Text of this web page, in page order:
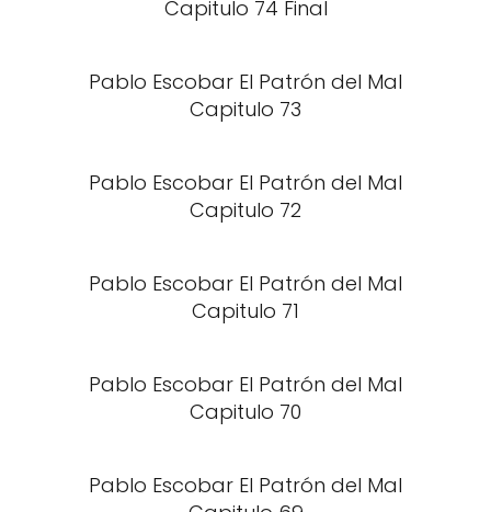
Capitulo 74 Final
Pablo Escobar El Patrón del Mal
Capitulo 73
Pablo Escobar El Patrón del Mal
Capitulo 72
Pablo Escobar El Patrón del Mal
Capitulo 71
Pablo Escobar El Patrón del Mal
Capitulo 70
Pablo Escobar El Patrón del Mal